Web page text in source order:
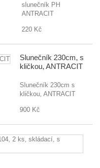
slunečník PH
ANTRACIT
220 Kč
Slunečník 230cm, s
kličkou, ANTRACIT
Slunečník 230cm s
kličkou, ANTRACIT
900 Kč